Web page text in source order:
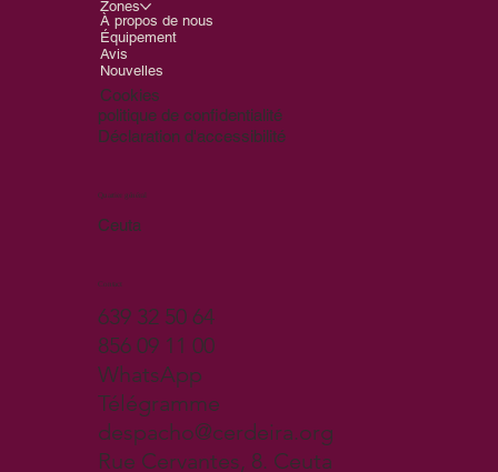
Zones
À propos de nous
Équipement
Avis
Nouvelles
Déclaration d'accessibilité
politique de confidentialité
Cookies
Quartier général
Ceuta
Contact
639 32 50 64
856 09 11 00
WhatsApp
Télégramme
despacho@cerdeira.org
Rue Cervantes, 8. Ceuta